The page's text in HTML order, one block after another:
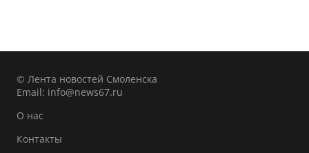
© Лента новостей Смоленска
Email: info@news67.ru
О нас
Контакты